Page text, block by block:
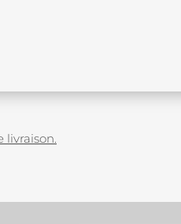
livraison.